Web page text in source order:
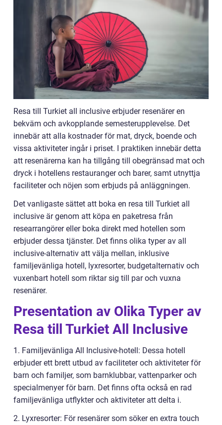
Resa till Turkiet all inclusive erbjuder resenärer en
bekväm och avkopplande semesterupplevelse. Det
innebär att alla kostnader för mat, dryck, boende och
vissa aktiviteter ingår i priset. I praktiken innebär detta
att resenärerna kan ha tillgång till obegränsad mat och
dryck i hotellens restauranger och barer, samt utnyttja
faciliteter och nöjen som erbjuds på anläggningen.
Det vanligaste sättet att boka en resa till Turkiet all
inclusive är genom att köpa en paketresa från
researrangörer eller boka direkt med hotellen som
erbjuder dessa tjänster. Det finns olika typer av all
inclusive-alternativ att välja mellan, inklusive
familjevänliga hotell, lyxresorter, budgetalternativ och
vuxenbart hotell som riktar sig till par och vuxna
resenärer.
Presentation av Olika Typer av
Resa till Turkiet All Inclusive
1. Familjevänliga All Inclusive-hotell: Dessa hotell
erbjuder ett brett utbud av faciliteter och aktiviteter för
barn och familjer, som barnklubbar, vattenparker och
specialmenyer för barn. Det finns ofta också en rad
familjevänliga utflykter och aktiviteter att delta i.
2. Lyxresorter: För resenärer som söker en extra touch